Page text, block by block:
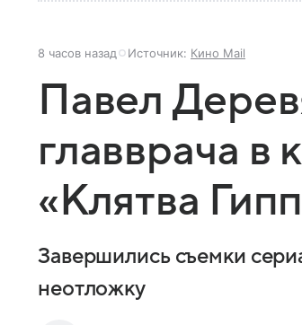
8 часов назад Источник: Кино Mail
Павел
главврача в
«Клятва
Завершились съемки
неотложку